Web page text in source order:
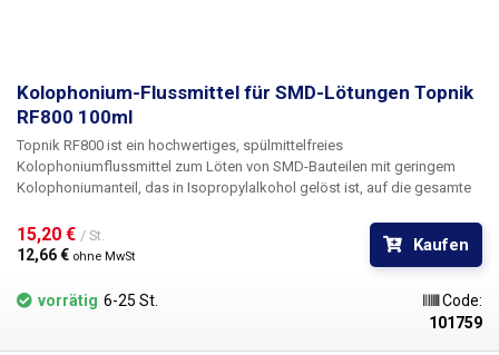
Kolophonium-Flussmittel für SMD-Lötungen Topnik
RF800 100ml
Topnik RF800 ist ein hochwertiges, spülmittelfreies
Kolophoniumflussmittel zum Löten von SMD-Bauteilen mit geringem
Kolophoniumanteil, das in Isopropylalkohol gelöst ist, auf die gesamte
hinterlässt. Es erleichtert das Löten von SMD-Bauteilen, wo
herkömmliches Kolophonium nicht verwendet werden kann. Das RF800-
Flussmittel ist nicht rückstandsfrei und verursacht keine Korrosion. Es
enthält keine Halogene. Für die Reparatur von Mobiltelefonen, das Löten
von Leiterplatten und Motherboards, das Verzinnen und Beschichten von
15,20 € / St.
12,66 € ohne MwSt
Kaufen
vorrätig 6-25 St.
Code:
101759